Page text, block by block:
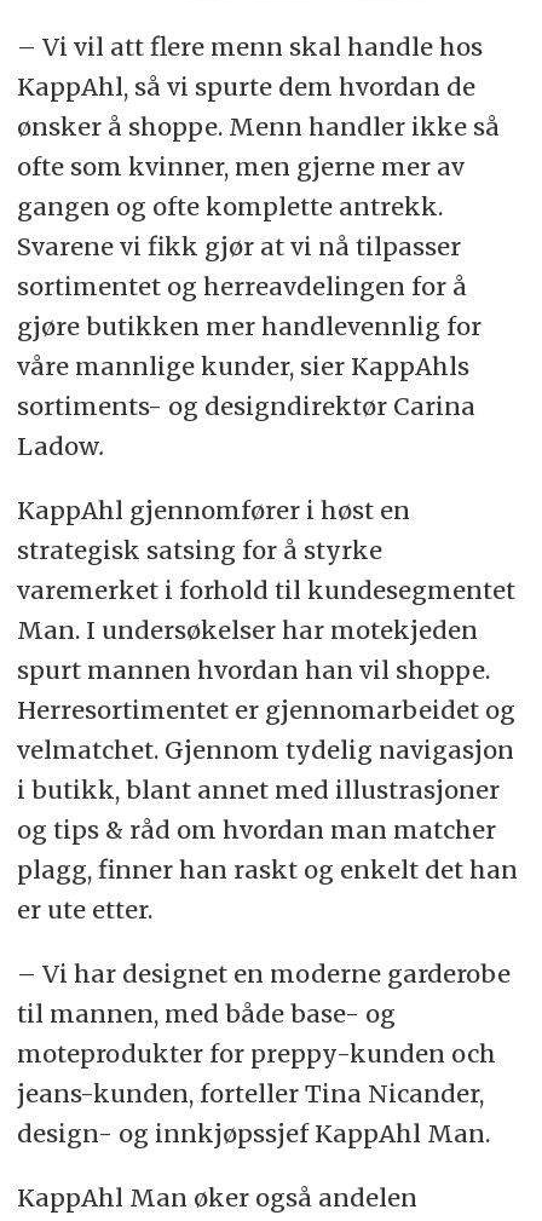
– Vi vil att flere menn skal handle hos
KappAhl, så vi spurte dem hvordan de
ønsker å shoppe. Menn handler ikke så
ofte som kvinner, men gjerne mer av
gangen og ofte komplette antrekk.
Svarene vi fikk gjør at vi nå tilpasser
sortimentet og herreavdelingen for å
gjøre butikken mer handlevennlig for
våre mannlige kunder, sier KappAhls
sortiments- og designdirektør Carina
Ladow.
KappAhl gjennomfører i høst en
strategisk satsing for å styrke
varemerket i forhold til kundesegmentet
Man. I undersøkelser har motekjeden
spurt mannen hvordan han vil shoppe.
Herresortimentet er gjennomarbeidet og
velmatchet. Gjennom tydelig navigasjon
i butikk, blant annet med illustrasjoner
og tips & råd om hvordan man matcher
plagg, finner han raskt og enkelt det han
er ute etter.
– Vi har designet en moderne garderobe
til mannen, med både base- og
moteprodukter for preppy-kunden och
jeans-kunden, forteller Tina Nicander,
design- og innkjøpssjef KappAhl Man.
KappAhl Man øker også andelen